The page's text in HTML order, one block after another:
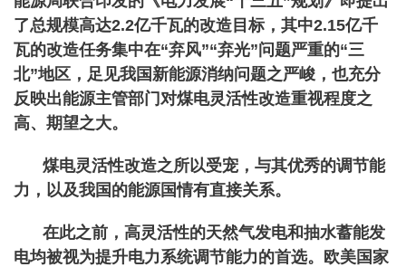
了总规模高达2.2亿千瓦的改造目标，其中2.15亿千
瓦的改造任务集中在“弃风”“弃光”问题严重的“三
北”地区，足见我国新能源消纳问题之严峻，也充分
反映出能源主管部门对煤电灵活性改造重视程度之
高、期望之大。
煤电灵活性改造之所以受宠，与其优秀的调节能
力，以及我国的能源国情有直接关系。
在此之前，高灵活性的天然气发电和抽水蓄能发
电均被视为提升电力系统调节能力的首选。欧美国家